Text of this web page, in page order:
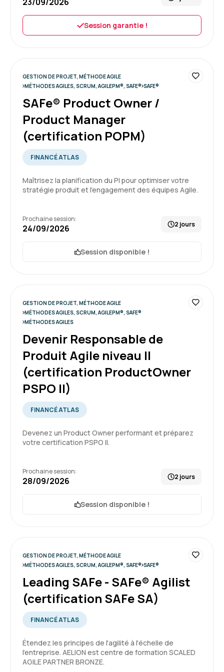
Très bon formateur et excellente approche
Marjorie R.
Excellente formation, très interactif et très
complète.
Formation : Comprendre la démarche Agile
Le 10/06/2026
Focus sur plusieurs méthodologies agile
A rendre le contenu plus concret via des
exercices pratiques et des RETEX dans des
organisations
Formation : Comprendre la démarche Agile
Louis R.
Très bien. le groupe est petit, nous avons le
Formation : Comprendre la démarche Agile
était complet et la formatrice s’est montrée
disponible en prenant le temps de répondre à
toutes nos questions
Formation : Devenir développeur Agile (Certification
Scrum Developer PSD)
Florian S. Le 09/06/2026
Session garantie !
GESTION DE PROJET, MÉTHODE AGILE
MÉTHODES AGILES, SCRUM, AGILEPM®, SAFE® SAFE®
SAFe® Product Owner /
Product Manager
(certification POPM)
FINANCÉ ATLAS
Maîtrisez la planification du PI pour optimiser votre
stratégie produit et l'engagement des équipes Agile.
Prochaine session:
24/09/2026 2 jours
Session disponible !
GESTION DE PROJET, MÉTHODE AGILE
MÉTHODES AGILES, SCRUM, AGILEPM®, SAFE®
MÉTHODES AGILES
Devenir Responsable de
Produit Agile niveau II
(certification ProductOwner
PSPO II)
FINANCÉ ATLAS
Devenez un Product Owner performant et préparez
votre certification PSPO II.
Prochaine session:
28/09/2026 2 jours
Session disponible !
GESTION DE PROJET, MÉTHODE AGILE
MÉTHODES AGILES, SCRUM, AGILEPM®, SAFE® SAFE®
Leading SAFe - SAFe® Agilist
(certification SAFe SA)
FINANCÉ ATLAS
Étendez les principes de l'agilité à l'échelle de
l'entreprise. AELION est centre de formation SCALED
AGILE PARTNER BRONZE.